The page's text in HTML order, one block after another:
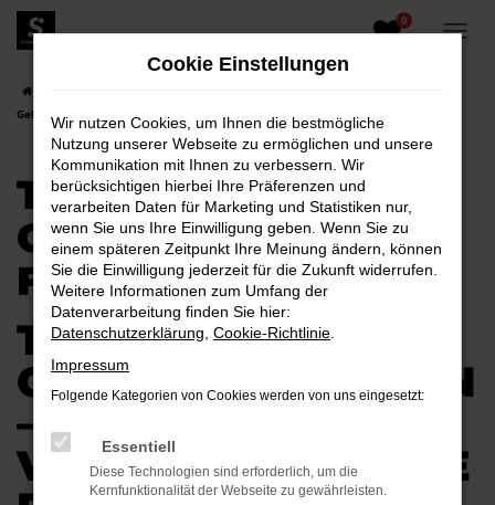
Zum
Hauptinhalt
0
Gebrauchtwagen für Kamenz
TOYOTA COROLLA
GEBRAUCHTWAGEN
FÜR KAMENZ
TOYOTA COROLLA
GEBRAUCHTWAGEN
–
VERTRAUENSVOLLE
Cookie Einstellungen
Wir nutzen Cookies, um Ihnen die bestmögliche
Nutzung unserer Webseite zu ermöglichen und unsere
Kommunikation mit Ihnen zu verbessern. Wir
berücksichtigen hierbei Ihre Präferenzen und
verarbeiten Daten für Marketing und Statistiken nur,
wenn Sie uns Ihre Einwilligung geben. Wenn Sie zu
einem späteren Zeitpunkt Ihre Meinung ändern, können
Sie die Einwilligung jederzeit für die Zukunft widerrufen.
Weitere Informationen zum Umfang der
Datenverarbeitung finden Sie hier:
Datenschutzerklärung Cookie-Richtlinie
Impressum
Folgende Kategorien von Cookies werden von uns eingesetzt:
Essentiell
Diese Technologien sind erforderlich, um die
Kernfunktionalität der Webseite zu gewährleisten.